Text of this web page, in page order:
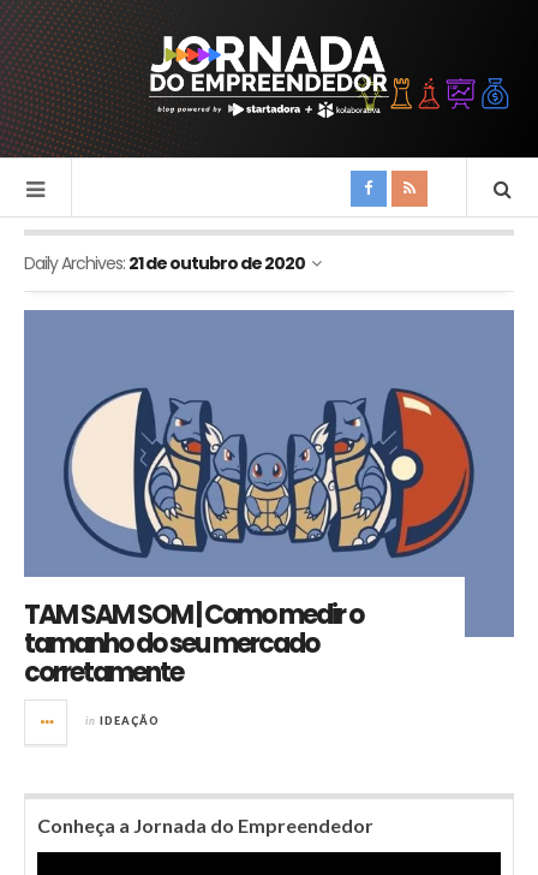
Daily Archives: 21 de outubro de 2020
TAM SAM SOM | Como medir o
tamanho do seu mercado
corretamente
in IDEAÇÃO
Conheça a Jornada do Empreendedor